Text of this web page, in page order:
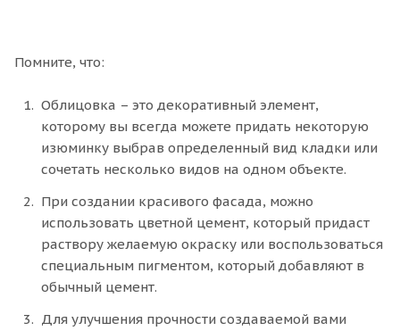
Помните, что:
Облицовка – это декоративный элемент,
которому вы всегда можете придать некоторую
изюминку выбрав определенный вид кладки или
сочетать несколько видов на одном объекте.
При создании красивого фасада, можно
использовать цветной цемент, который придаст
раствору желаемую окраску или воспользоваться
специальным пигментом, который добавляют в
обычный цемент.
Для улучшения прочности создаваемой вами